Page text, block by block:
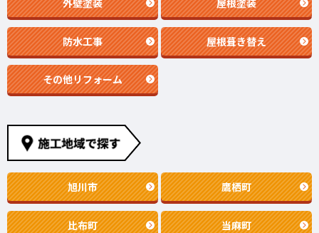
外壁塗装 屋根塗装
防水工事 屋根葺き替え
その他リフォーム
旭川市 鷹栖町
比布町 当麻町